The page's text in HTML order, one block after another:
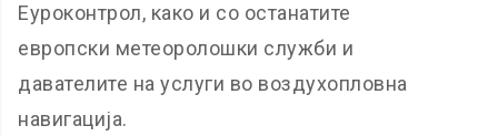
Еуроконтрол, како и со останатите
европски метеоролошки служби и
давателите на услуги во воздухопловна
навигација.